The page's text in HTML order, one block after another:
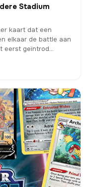
Stadium
kaart dat een
elkaar de battle aan
eerst geïntrod…